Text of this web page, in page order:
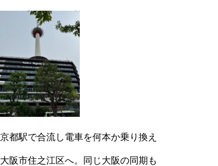
京都駅で合流し電車を何本か乗り換え
大阪市住之江区へ。同じ大阪の同期も